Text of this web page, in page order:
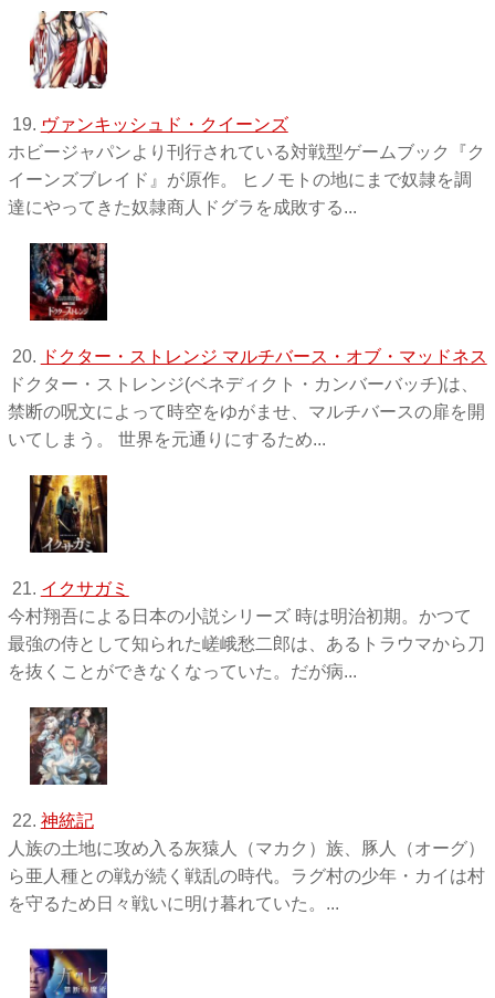
19. ヴァンキッシュド・クイーンズ
ホビージャパンより刊行されている対戦型ゲームブック『ク
イーンズブレイド』が原作。 ヒノモトの地にまで奴隷を調
達にやってきた奴隷商人ドグラを成敗する...
20. ドクター・ストレンジ マルチバース・オブ・マッドネス
ドクター・ストレンジ(ベネディクト・カンバーバッチ)は、
禁断の呪文によって時空をゆがませ、マルチバースの扉を開
いてしまう。 世界を元通りにするため...
21. イクサガミ
今村翔吾による日本の小説シリーズ 時は明治初期。かつて
最強の侍として知られた嵯峨愁二郎は、あるトラウマから刀
を抜くことができなくなっていた。だが病...
22. 神統記
人族の土地に攻め入る灰猿人（マカク）族、豚人（オーグ）
ら亜人種との戦が続く戦乱の時代。ラグ村の少年・カイは村
を守るため日々戦いに明け暮れていた。...